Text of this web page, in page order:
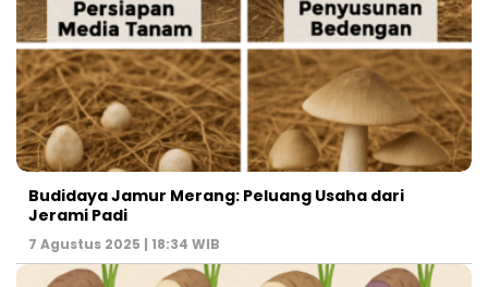
Budidaya Jamur Merang: Peluang Usaha dari
Jerami Padi
7 Agustus 2025 | 18:34 WIB